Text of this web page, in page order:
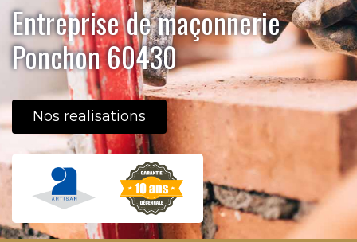
Entreprise de maçonnerie
Ponchon 60430
Nos realisations